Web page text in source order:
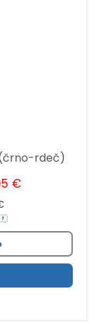
(črno-rdeč)
€